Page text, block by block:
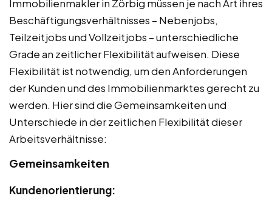
Immobilienmakler in Zörbig müssen je nach Art ihres
Beschäftigungsverhältnisses – Nebenjobs,
Teilzeitjobs und Vollzeitjobs – unterschiedliche
Grade an zeitlicher Flexibilität aufweisen. Diese
Flexibilität ist notwendig, um den Anforderungen
der Kunden und des Immobilienmarktes gerecht zu
werden. Hier sind die Gemeinsamkeiten und
Unterschiede in der zeitlichen Flexibilität dieser
Arbeitsverhältnisse:
Gemeinsamkeiten
Kundenorientierung: